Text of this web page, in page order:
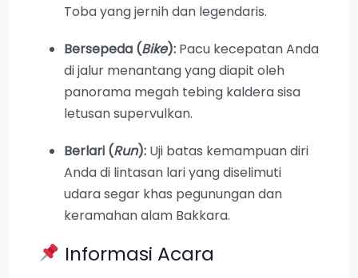
Toba yang jernih dan legendaris.
Bersepeda (Bike): Pacu kecepatan Anda
di jalur menantang yang diapit oleh
panorama megah tebing kaldera sisa
letusan supervulkan.
Berlari (Run): Uji batas kemampuan diri
Anda di lintasan lari yang diselimuti
udara segar khas pegunungan dan
keramahan alam Bakkara.
Informasi Acara